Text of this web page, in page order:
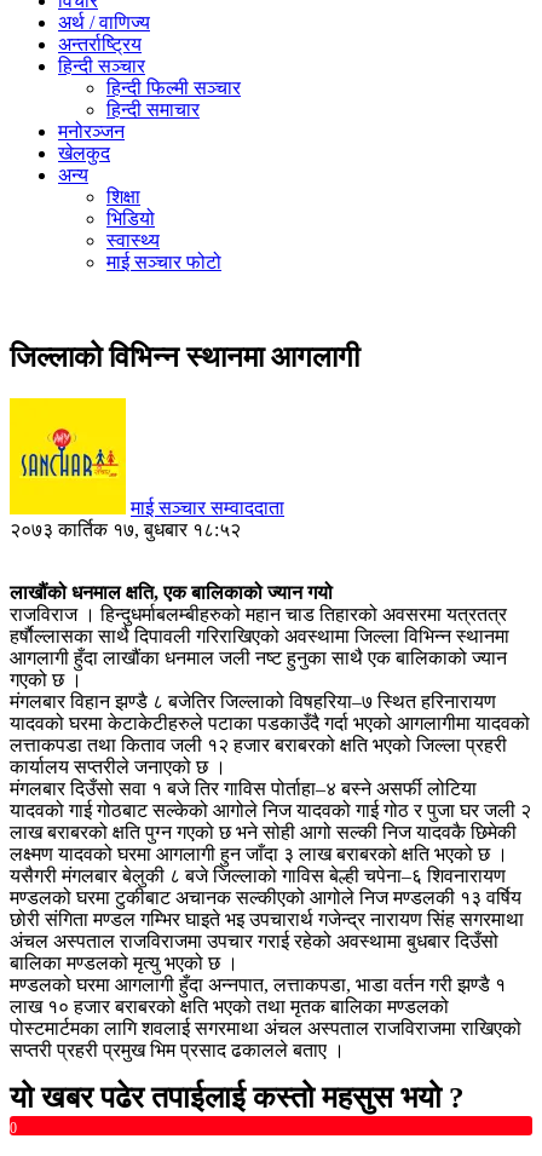
अर्थ / वाणिज्य
अन्तर्राष्ट्रिय
हिन्दी सञ्‍चार
हिन्दी फिल्मी सञ्‍चार
हिन्दी समाचार
मनोरञ्‍जन
खेलकुद
अन्य
शिक्षा
भिडियो
स्वास्थ्य
माई सञ्‍चार फोटो
जिल्लाको विभिन्न स्थानमा आगलागी
माई सञ्‍चार सम्वाददाता
२०७३ कार्तिक १७, बुधबार १८:५२
लाखौंको धनमाल क्षति, एक बालिकाको ज्यान गयो
राजविराज । हिन्दुधर्माबलम्बीहरुको महान चाड तिहारको अवसरमा यत्रतत्र
हर्षाैल्लासका साथै दिपावली गरिराखिएको अवस्थामा जिल्ला विभिन्न स्थानमा
आगलागी हुँदा लाखौंका धनमाल जली नष्ट हुनुका साथै एक बालिकाको ज्यान
गएको छ ।
मंगलबार विहान झण्डै ८ बजेतिर जिल्लाको विषहरिया–७ स्थित हरिनारायण
यादवको घरमा केटाकेटीहरुले पटाका पडकाउँदै गर्दा भएको आगलागीमा यादवको
लत्ताकपडा तथा किताव जली १२ हजार बराबरको क्षति भएको जिल्ला प्रहरी
कार्यालय सप्तरीले जनाएको छ ।
मंगलबार दिउँसो सवा १ बजे तिर गाविस पोर्ताहा–४ बस्ने असर्फी लोटिया
यादवको गाई गोठबाट सल्केको आगोले निज यादवको गाई गोठ र पुजा घर जली २
लाख बराबरको क्षति पुग्न गएको छ भने सोही आगो सल्की निज यादवकै छिमेकी
लक्ष्मण यादवको घरमा आगलागी हुन जाँदा ३ लाख बराबरको क्षति भएको छ ।
यसैगरी मंगलबार बेलुकी ८ बजे जिल्लाको गाविस बेल्ही चपेना–६ शिवनारायण
मण्डलको घरमा टुकीबाट अचानक सल्कीएको आगोले निज मण्डलकी १३ वर्षिय
छोरी संगिता मण्डल गम्भिर घाइते भइ उपचारार्थ गजेन्द्र नारायण सिंह सगरमाथा
अंचल अस्पताल राजविराजमा उपचार गराई रहेको अवस्थामा बुधबार दिउँसो
बालिका मण्डलको मृत्यु भएको छ ।
मण्डलको घरमा आगलागी हुँदा अन्नपात, लत्ताकपडा, भाडा वर्तन गरी झण्डै १
लाख १० हजार बराबरको क्षति भएको तथा मृतक बालिका मण्डलको
पोस्टमार्टमका लागि शवलाई सगरमाथा अंचल अस्पताल राजविराजमा राखिएको
सप्तरी प्रहरी प्रमुख भिम प्रसाद ढकालले बताए ।
यो खबर पढेर तपाईलाई कस्तो महसुस भयो ?
0